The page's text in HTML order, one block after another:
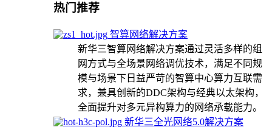
热门推荐
智算网络解决方案
新华三智算网络解决方案通过灵活多样的组
网方式与全场景网络调优技术，满足不同规
模与场景下日益严苛的智算中心算力互联需
求，兼具创新的DDC架构与经典以太架构，
全面提升对多元异构算力的网络承载能力。
新华三全光网络5.0解决方案